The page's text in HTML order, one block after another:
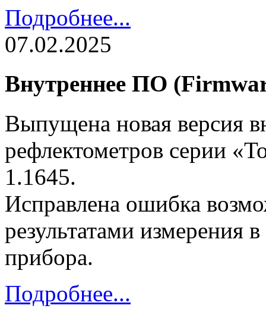
Подробнее...
07.02.2025
Внутреннее ПО
Выпущена новая версия
рефлектометров серии
1.1645.
Исправлена ошибка
результатами измерения
прибора.
Подробнее...